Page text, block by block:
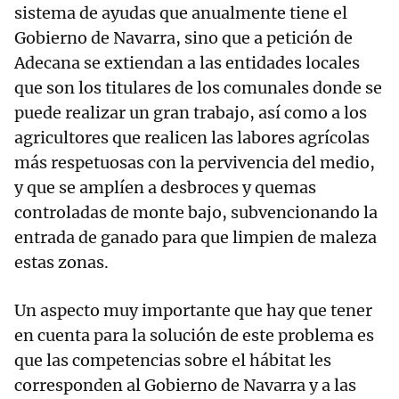
sistema de ayudas que anualmente tiene el
Gobierno de Navarra, sino que a petición de
Adecana se extiendan a las entidades locales
que son los titulares de los comunales donde se
puede realizar un gran trabajo, así como a los
agricultores que realicen las labores agrícolas
más respetuosas con la pervivencia del medio,
y que se amplíen a desbroces y quemas
controladas de monte bajo, subvencionando la
entrada de ganado para que limpien de maleza
estas zonas.
Un aspecto muy importante que hay que tener
en cuenta para la solución de este problema es
que las competencias sobre el hábitat les
corresponden al Gobierno de Navarra y a las